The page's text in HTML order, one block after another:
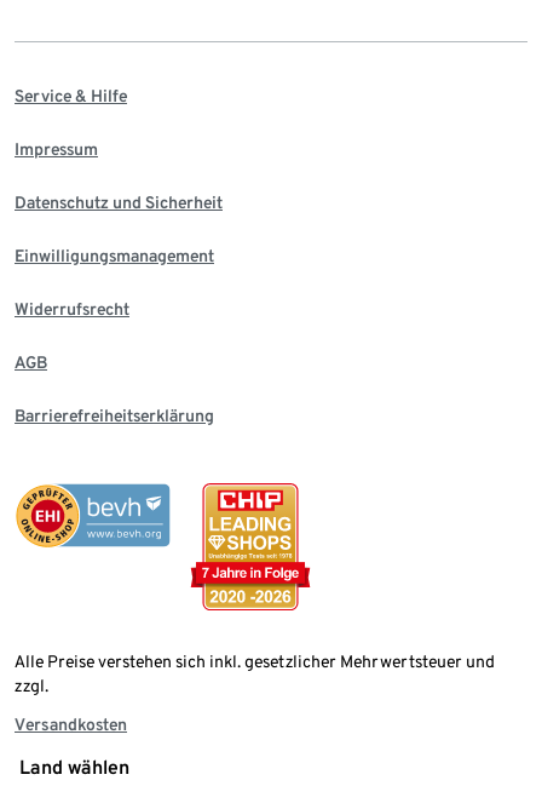
Service & Hilfe
Impressum
Datenschutz und Sicherheit
Einwilligungsmanagement
Widerrufsrecht
AGB
Barrierefreiheitserklärung
Alle Preise verstehen sich inkl. gesetzlicher Mehrwertsteuer und
zzgl.
Versandkosten
Land wählen